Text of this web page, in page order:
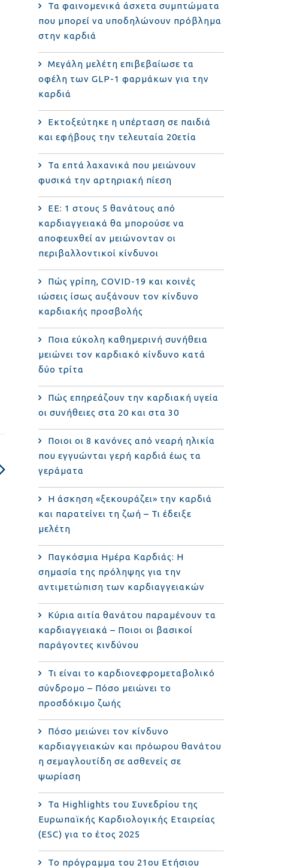
Τα φαινομενικά άσχετα συμπτώματα
που μπορεί να υποδηλώνουν πρόβλημα
στην καρδιά
Μεγάλη μελέτη επιβεβαίωσε τα
οφέλη των GLP-1 φαρμάκων για την
καρδιά
Εκτοξεύτηκε η υπέρταση σε παιδιά
και εφήβους την τελευταία 20ετία
Τα επτά λαχανικά που μειώνουν
φυσικά την αρτηριακή πίεση
ΕΕ: 1 στους 5 θανάτους από
καρδιαγγειακά θα μπορούσε να
αποφευχθεί αν μειώνονταν οι
περιβαλλοντικοί κίνδυνοι
Πώς γρίπη, COVID-19 και κοινές
ιώσεις ίσως αυξάνουν τον κίνδυνο
καρδιακής προσβολής
Ποια εύκολη καθημερινή συνήθεια
μειώνει τον καρδιακό κίνδυνο κατά
δύο τρίτα
Πώς επηρεάζουν την καρδιακή υγεία
οι συνήθειες στα 20 και στα 30
Ποιοι οι 8 κανόνες από νεαρή ηλικία
που εγγυώνται γερή καρδιά έως τα
γεράματα
Η άσκηση «ξεκουράζει» την καρδιά
και παρατείνει τη ζωή – Τι έδειξε
μελέτη
Παγκόσμια Ημέρα Καρδιάς: Η
σημασία της πρόληψης για την
αντιμετώπιση των καρδιαγγειακών
Κύρια αιτία θανάτου παραμένουν τα
καρδιαγγειακά – Ποιοι οι βασικοί
παράγοντες κινδύνου
Τι είναι το καρδιονεφρομεταβολικό
σύνδρομο – Πόσο μειώνει το
προσδόκιμο ζωής
Πόσο μειώνει τον κίνδυνο
καρδιαγγειακών και πρόωρου θανάτου
η σεμαγλουτίδη σε ασθενείς σε
ψωρίαση
Τα Highlights του Συνεδρίου της
Ευρωπαϊκής Καρδιολογικής Εταιρείας
(ESC) για το έτος 2025
Το πρόγραμμα του 21ου Ετήσιου